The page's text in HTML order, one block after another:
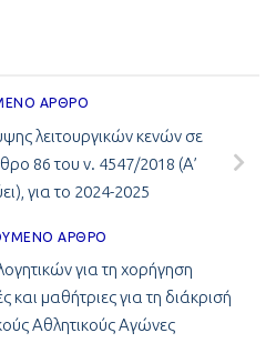
ΆΡΘΡΟ
λειτουργικών κενών σε
86 του ν. 4547/2018 (Α’
για το 2024-2025
ΆΡΘΡΟ
για τη χορήγηση
μαθήτριες για τη διάκρισή
Αθλητικούς Αγώνες